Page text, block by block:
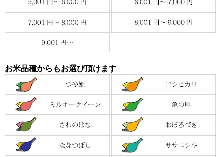
お米品種からもお選び頂けます